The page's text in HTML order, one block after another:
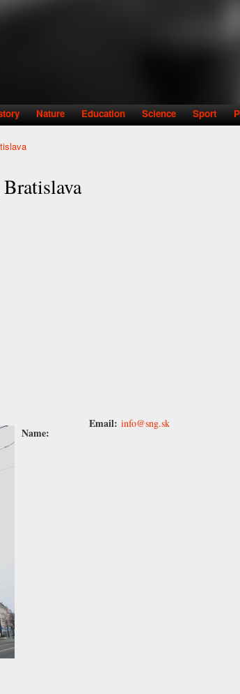
Nature Education Science Sport
Name:
Email: info@sng.sk